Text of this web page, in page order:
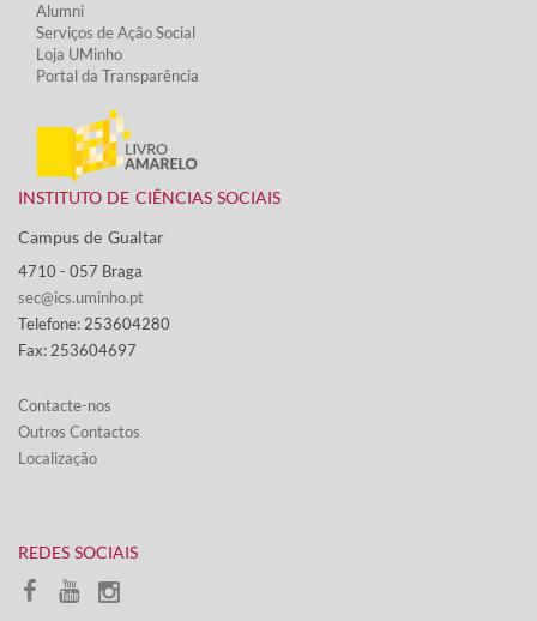
Alumni
Serviços de Ação Social​
Loja UMinho
Portal da Transparência
INSTITUTO DE CIÊNCIAS SOCIAIS
Campus de Gualtar ​
4710 - ​057 Braga
sec@ics.uminho.pt
Telefone: 253604280
Fax: 253604697
Contacte-nos​​​
Outros Contactos
Localização
​REDES SOCIAIS